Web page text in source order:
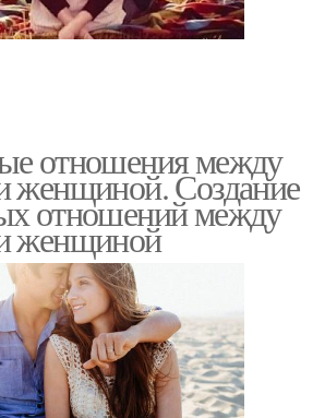
отношения между
женщиной. Создание
отношений между
женщиной